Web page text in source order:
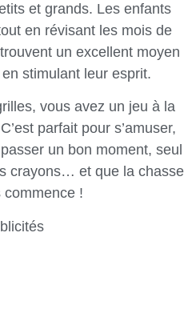
et grands. Les enfants
en révisant les mois de
un excellent moyen
stimulant leur esprit.
vous avez un jeu à la
parfait pour s’amuser,
un bon moment, seul
crayons… et que la chasse
commence !